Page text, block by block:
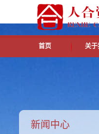
首页 关于
新闻中心